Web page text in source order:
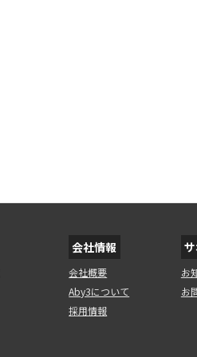
会社情報
会社概要
Aby3について
採用情報
お
お